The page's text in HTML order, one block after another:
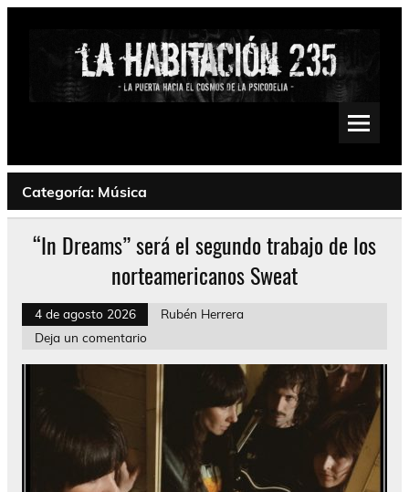
Saltar
Psychedelic, Stoner, Doom, Sludge, Fuzz, Space, Drone
Categoría: Música
“In Dreams” será el segundo trabajo de los
norteamericanos Sweat
4 de agosto 2026
Rubén Herrera
Deja un comentario